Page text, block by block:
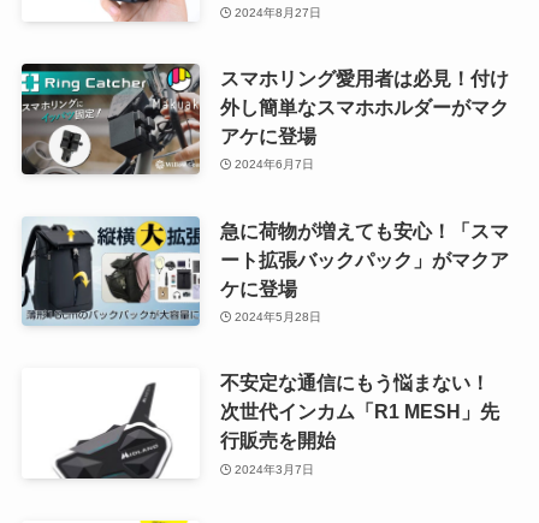
2024年8月27日
スマホリング愛用者は必見！付け
外し簡単なスマホホルダーがマク
アケに登場
2024年6月7日
急に荷物が増えても安心！「スマ
ート拡張バックパック」がマクア
ケに登場
2024年5月28日
不安定な通信にもう悩まない！
次世代インカム「R1 MESH」先
行販売を開始
2024年3月7日